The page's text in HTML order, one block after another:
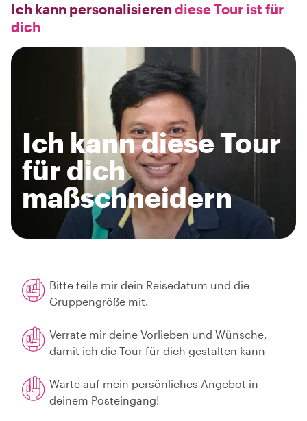
Ich kann personalisieren diese Tour ist für
dich
Ich kann diese Tour
für dich
maßschneidern
Bitte teile mir dein Reisedatum und die
Gruppengröße mit.
Verrate mir deine Vorlieben und Wünsche,
damit ich die Tour für dich gestalten kann
Warte auf mein persönliches Angebot in
deinem Posteingang!